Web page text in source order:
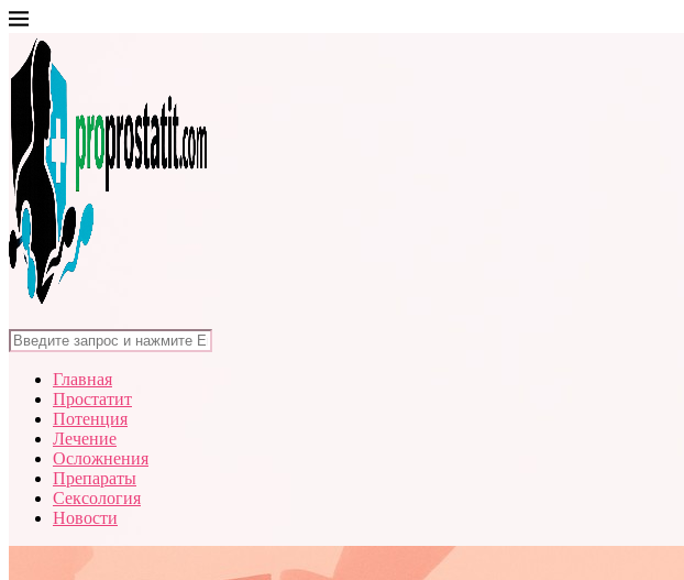
Главная
Простатит
Потенция
Лечение
Осложнения
Препараты
Сексология
Новости